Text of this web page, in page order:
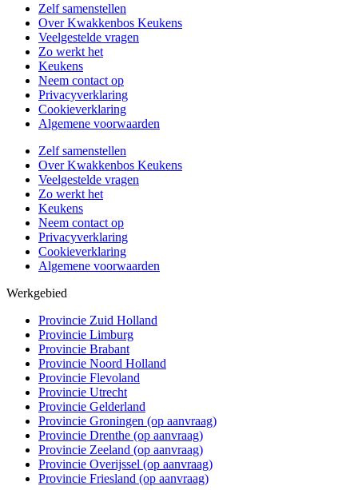
Zelf samenstellen
Over Kwakkenbos Keukens
Veelgestelde vragen
Zo werkt het
Keukens
Neem contact op
Privacyverklaring
Cookieverklaring
Algemene voorwaarden
Zelf samenstellen
Over Kwakkenbos Keukens
Veelgestelde vragen
Zo werkt het
Keukens
Neem contact op
Privacyverklaring
Cookieverklaring
Algemene voorwaarden
Werkgebied
Provincie Zuid Holland
Provincie Limburg
Provincie Brabant
Provincie Noord Holland
Provincie Flevoland
Provincie Utrecht
Provincie Gelderland
Provincie Groningen (op aanvraag)
Provincie Drenthe (op aanvraag)
Provincie Zeeland (op aanvraag)
Provincie Overijssel (op aanvraag)
Provincie Friesland (op aanvraag)